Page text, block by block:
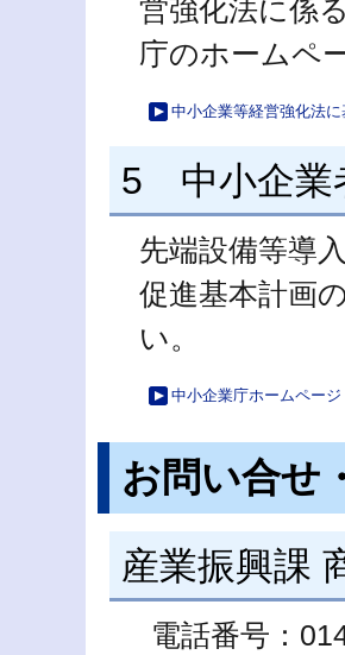
営強化法に係
庁のホームペ
中小企業等経営強化法
5 中小企業
先端設備等導
促進基本計画
い。
中小企業庁ホームペー
お問い合せ
産業振興課
電話番号：